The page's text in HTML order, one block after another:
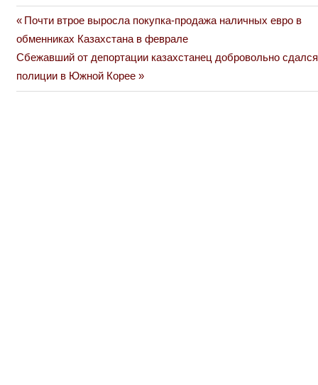
Навигация
по
записям
Previous
Post:
Почти втрое выросла покупка-продажа наличных евро в
обменниках Казахстана в феврале
Next
Post:
Сбежавший от депортации казахстанец добровольно сдался
полиции в Южной Корее